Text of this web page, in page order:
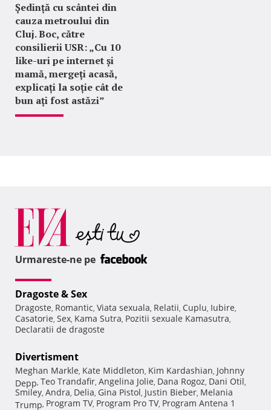
Ședință cu scântei din
cauza metroului din
Cluj. Boc, către
consilierii USR: „Cu 10
like-uri pe internet și
mamă, mergeți acasă,
explicați la soție cât de
bun ați fost astăzi”
Urmareste-ne pe
Dragoste & Sex
Dragoste, Romantic, Viata sexuala, Relatii, Cuplu, Iubire,
Casatorie, Sex, Kama Sutra, Pozitii sexuale Kamasutra,
Declaratii de dragoste
Divertisment
Meghan Markle, Kate Middleton, Kim Kardashian, Johnny
Depp, Teo Trandafir, Angelina Jolie, Dana Rogoz, Dani Otil,
Smiley, Andra, Delia, Gina Pistol, Justin Bieber, Melania
Trump, Program TV, Program Pro TV, Program Antena 1